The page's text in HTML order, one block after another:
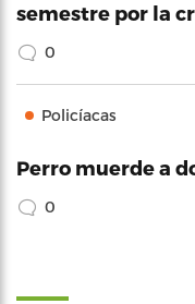
semestre por la
0
Policíacas
Perro muerde a
0